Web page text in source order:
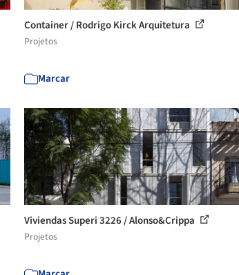
Container / Rodrigo Kirck Arquitetura
Projetos
Marcar
Viviendas Superi 3226 / Alonso&Crippa
Projetos